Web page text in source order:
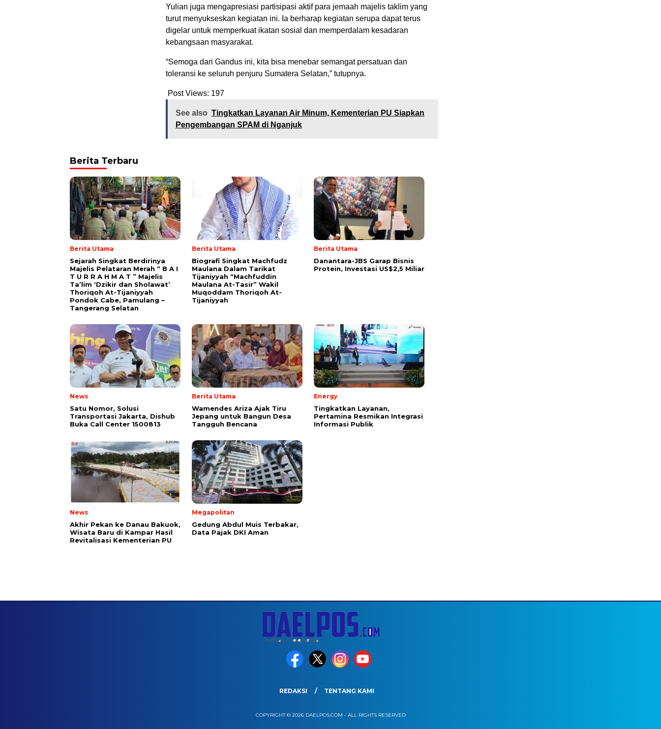
Yulian juga mengapresiasi partisipasi aktif para jemaah majelis taklim yang
turut menyukseskan kegiatan ini. Ia berharap kegiatan serupa dapat terus
digelar untuk memperkuat ikatan sosial dan memperdalam kesadaran
kebangsaan masyarakat.
“Semoga dari Gandus ini, kita bisa menebar semangat persatuan dan
toleransi ke seluruh penjuru Sumatera Selatan,” tutupnya.
Post Views: 197
See also Tingkatkan Layanan Air Minum, Kementerian PU Siapkan
Pengembangan SPAM di Nganjuk
Berita Terbaru
Berita Utama
Sejarah Singkat Berdirinya
Majelis Pelataran Merah “ B A I
T U R R A H M A T ” Majelis
Ta’lim ‘Dzikir dan Sholawat’
Thoriqoh At-Tijaniyyah
Pondok Cabe, Pamulang –
Tangerang Selatan
Berita Utama
Biografi Singkat Machfudz
Maulana Dalam Tarikat
Tijaniyyah “Machfuddin
Maulana At-Tasir” Wakil
Muqoddam Thoriqoh At-
Tijaniyyah
Berita Utama
Danantara-JBS Garap Bisnis
Protein, Investasi US$2,5 Miliar
News
Satu Nomor, Solusi
Transportasi Jakarta, Dishub
Buka Call Center 1500813
Berita Utama
Wamendes Ariza Ajak Tiru
Jepang untuk Bangun Desa
Tangguh Bencana
Energy
Tingkatkan Layanan,
Pertamina Resmikan Integrasi
Informasi Publik
News
Akhir Pekan ke Danau Bakuok,
Wisata Baru di Kampar Hasil
Revitalisasi Kementerian PU
Megapolitan
Gedung Abdul Muis Terbakar,
Data Pajak DKI Aman
REDAKSI TENTANG KAMI
COPYRIGHT © 2026 DAELPOS.COM - ALL RIGHTS RESERVED